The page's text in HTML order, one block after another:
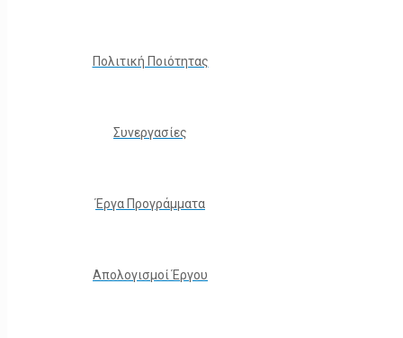
Πολιτική Ποιότητας
Συνεργασίες
Έργα Προγράμματα
Απολογισμοί Έργου